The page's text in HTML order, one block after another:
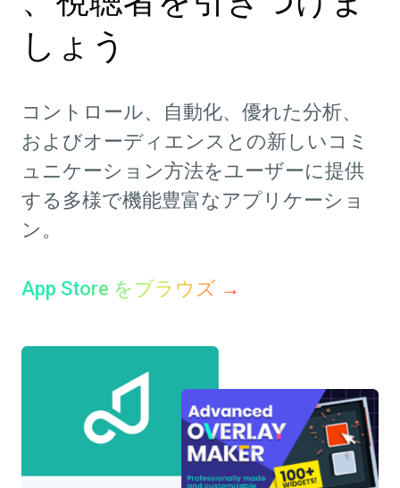
しょう
コントロール、自動化、優れた分析、
およびオーディエンスとの新しいコミ
ュニケーション方法をユーザーに提供
する多様で機能豊富なアプリケーショ
ン。
App Store をブラウズ →